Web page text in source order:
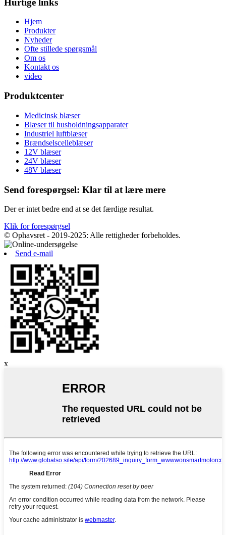
Hurtige links
Hjem
Produkter
Nyheder
Ofte stillede spørgsmål
Om os
Kontakt os
video
Produktcenter
Medicinsk blæser
Blæser til husholdningsapparater
Industriel luftblæser
Brændselscelleblæser
12V blæser
24V blæser
48V blæser
Send forespørgsel: Klar til at lære mere
Der er intet bedre end at se det færdige resultat.
Klik for forespørgsel
© Ophavsret - 2019-2025: Alle rettigheder forbeholdes.
Send e-mail
x